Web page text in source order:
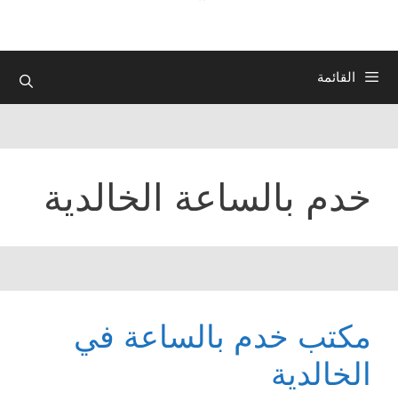
القائمة
خدم بالساعة الخالدية
مكتب خدم بالساعة في
الخالدية